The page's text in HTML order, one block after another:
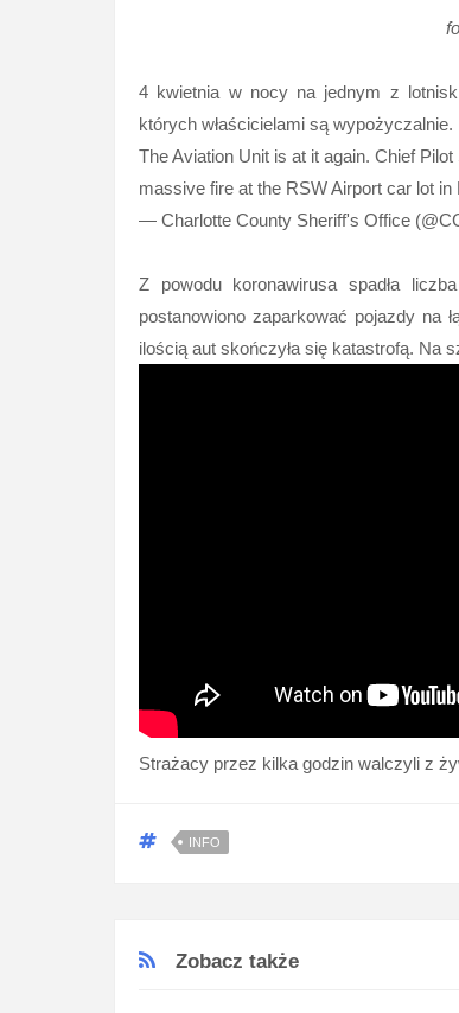
4 kwietnia w nocy na jednym z lotnisk
których właścicielami są wypożyczalnie.
The Aviation Unit is at it again. Chief
massive fire at the RSW Airport car lot
— Charlotte County Sheriff's Office
Z powodu koronawirusa spadła
postanowiono zaparkować pojazdy na
ilością aut skończyła się katastrofą. Na
Strażacy przez kilka godzin walczyli z
INFO
Zobacz także